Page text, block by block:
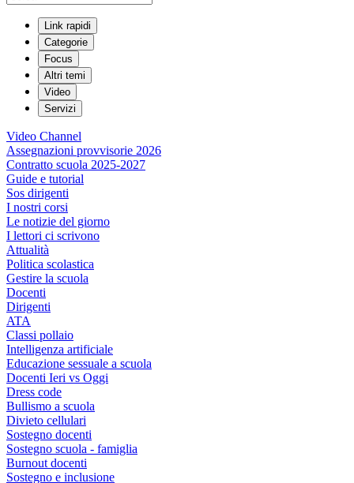
Link rapidi
Categorie
Focus
Altri temi
Video
Servizi
Video Channel
Assegnazioni provvisorie 2026
Contratto scuola 2025-2027
Guide e tutorial
Sos dirigenti
I nostri corsi
Le notizie del giorno
I lettori ci scrivono
Attualità
Politica scolastica
Gestire la scuola
Docenti
Dirigenti
ATA
Classi pollaio
Intelligenza artificiale
Educazione sessuale a scuola
Docenti Ieri vs Oggi
Dress code
Bullismo a scuola
Divieto cellulari
Sostegno docenti
Sostegno scuola - famiglia
Burnout docenti
Sostegno e inclusione